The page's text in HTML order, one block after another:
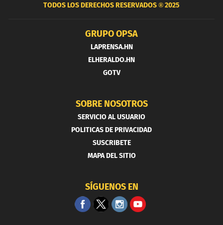
TODOS LOS DERECHOS RESERVADOS ®2025
GRUPO OPSA
LAPRENSA.HN
ELHERALDO.HN
GOTV
SOBRE NOSOTROS
SERVICIO AL USUARIO
POLITICAS DE PRIVACIDAD
SUSCRIBETE
MAPA DEL SITIO
SÍGUENOS EN